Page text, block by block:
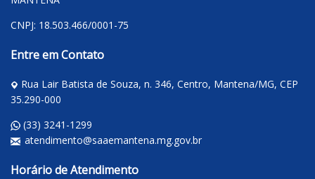
CNPJ: 18.503.466/0001-75
Entre em Contato
Rua Lair Batista de Souza, n. 346, Centro, Mantena/MG, CEP
35.290-000
(33) 3241-1299
atendimento@saaemantena.mg.gov.br
Horário de Atendimento